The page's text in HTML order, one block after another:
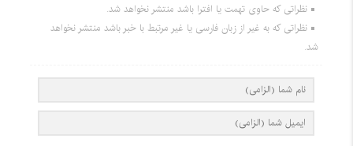
نظراتی که حاوی تهمت یا افترا باشد منتشر نخواهد شد.
نظراتی که به غیر از زبان فارسی یا غیر مرتبط با خبر باشد منتشر نخواهد
شد.